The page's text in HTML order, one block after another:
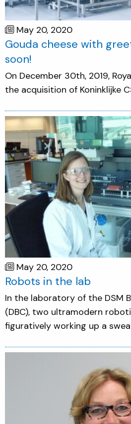
May 20, 2020
Gouda cheese with
soon!
On December 30th, 2019,
the acquisition of Koninklijke
May 20, 2020
Robots in the lab
In the laboratory of the DSM
(DBC), two ultramodern
figuratively working up a